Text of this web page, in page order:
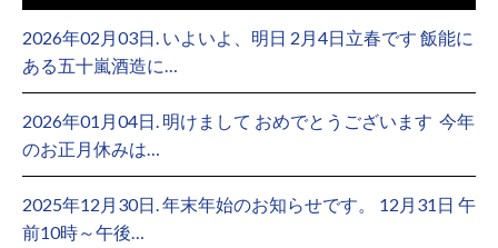
2026年02月03日. いよいよ、明日 2月4日立春です 飯能に
ある五十嵐酒造に…
2026年01月04日. 明けまして おめでとうございます ⁡ 今年
のお正月休みは…
2025年12月30日. 年末年始のお知らせです。 12月31日 午
前10時～午後…